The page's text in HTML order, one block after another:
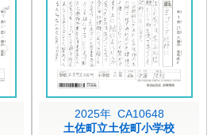
2025年 CA10648
土佐町立土佐町小学校